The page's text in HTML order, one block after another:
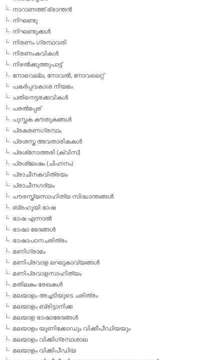
നാറാണത്ത് ഭ്രാന്തന്‍
നിഘണ്ടു
നിഘണ്ടുക്കള്‍
നിരണം ഗ്രന്ഥവരി
നിരണംകവികള്‍
നിഴല്‍ക്കുത്തുപാട്ട്
നോവെല്ല, നോവല്‍, നോവലെറ്റ്
പകര്‍പ്പവകാശ നിയമം
പതിനെട്ടരക്കവികള്‍
പരല്‍പ്പേര്
പുസ്തക കൗതുകങ്ങള്‍
പ്രകരണഗ്രന്ഥം
പ്രശസ്ത അവതാരികകള്‍
പ്രശ്‌നോത്തരി (ക്വിസ്)
പ്രശ്ലേഷം (ചിഹ്നനം)
പ്രാചീനകവിത്രയം
പ്രാചീനഗദ്യം
പൗരസ്ത്യസാഹിത്യ സിദ്ധാന്തങ്ങള്‍
ബ്രഹൂയി ഭാഷ
ഭാഷ എന്നാല്‍
ഭാഷാ ഭേദങ്ങള്‍
ഭാഷാപഠനചരിത്രം
മണിഗ്രാമം
മണിപ്രവാള ലഘുകാവ്യങ്ങള്‍
മണിപ്രവാളസാഹിത്യം
മതിലകം രേഖകള്‍
മലയാളം അച്ചടിയുടെ ചരിത്രം
മലയാളം ബ്രിട്ടാനിക്ക
മലയാള ഭാഷാഭേദങ്ങള്‍
മലയാളം യൂണിക്കോഡും വിക്കീപീഡിയയും
മലയാളം വിക്കിഗ്രന്ഥശാല
മലയാളം വിക്കിപീഡിയ